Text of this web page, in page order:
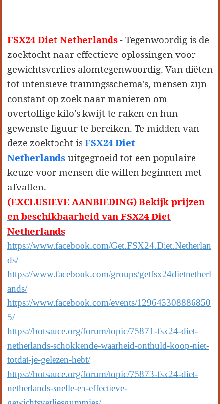
FSX24 Diet Netherlands- Tegenwoordig is de
zoektocht naar effectieve oplossingen voor
gewichtsverlies alomtegenwoordig. Van diëten
tot intensieve trainingsschema's, mensen zijn
constant op zoek naar manieren om
overtollige kilo's kwijt te raken en hun
gewenste figuur te bereiken. Te midden van
deze zoektocht is FSX24 Diet
Netherlands uitgegroeid tot een populaire
keuze voor mensen die willen beginnen met
afvallen.
(EXCLUSIEVE AANBIEDING) Bekijk prijzen
en beschikbaarheid van FSX24 Diet
Netherlands
https://www.facebook.com/Get.FSX24.Diet.Netherlan
ds/
https://www.facebook.com/groups/getfsx24dietnetherl
ands/
https://www.facebook.com/events/129643308886850
5/
https://botsauce.org/forum/topic/75871-fsx24-diet-
netherlands-schokkende-waarheid-onthuld-koop-niet-
totdat-je-gelezen-hebt/
https://botsauce.org/forum/topic/75873-fsx24-diet-
netherlands-snelle-en-effectieve-